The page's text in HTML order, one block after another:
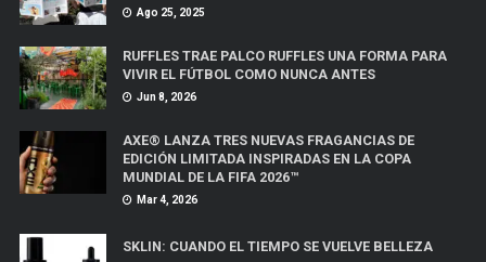
Ago 25, 2025
RUFFLES TRAE PALCO RUFFLES UNA FORMA PARA
VIVIR EL FÚTBOL COMO NUNCA ANTES
Jun 8, 2026
AXE® LANZA TRES NUEVAS FRAGANCIAS DE
EDICIÓN LIMITADA INSPIRADAS EN LA COPA
MUNDIAL DE LA FIFA 2026™
Mar 4, 2026
SKLIN: CUANDO EL TIEMPO SE VUELVE BELLEZA